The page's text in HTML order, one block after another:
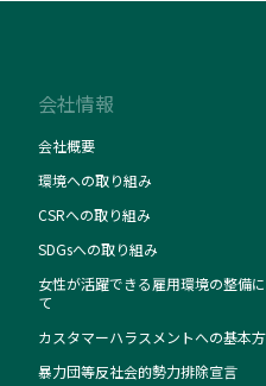
会社情報
会社概要
環境への取り組み
CSRへの取り組み
SDGsへの取り組み
女性が活躍できる雇用環境の整備
て
カスタマーハラスメントへの基本
暴力団等反社会的勢力排除宣言